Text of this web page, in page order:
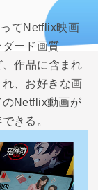
てNetflix映画
ード画質
作品に含まれ
、お好きな画
のNetflix動画が
きる。